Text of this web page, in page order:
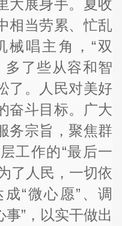
大展身手。夏收
相当劳累、忙乱
械唱主角，“双
多了些从容和智
了。人民对美好
奋斗目标。广大
务宗旨，聚焦群
工作的“最后一
了人民，一切依
“微心愿”、调
事”，以实干做出